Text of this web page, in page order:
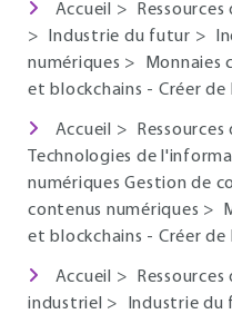
Accueil >
>
Industrie du futur >
numériques >
Monnaies
et blockchains - Créer de
Accueil >
Technologies de
numériques Gestion de
contenus numériques >
et blockchains - Créer de
Accueil >
industriel > Industrie du